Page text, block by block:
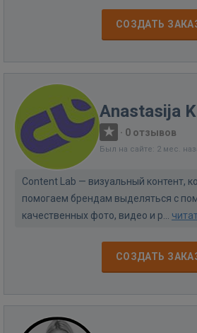
СОЗДАТЬ
Anastasija
· 0 отзывов
Был на сайте: 2 мес.
Content Lab — визуальный контент,
помогаем брендам выделяться с
качественных фото, видео и р...
СОЗДАТЬ